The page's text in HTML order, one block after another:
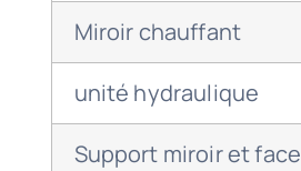
Miroir chauffant
unité hydraulique
Support miroir et face